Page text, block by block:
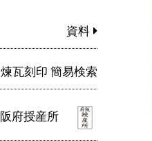
資料
煉瓦刻印 簡易検索
阪府授産所